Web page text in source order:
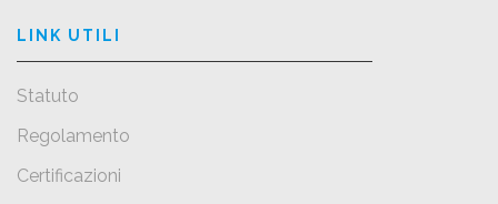
LINK UTILI
Statuto
Regolamento
Certificazioni